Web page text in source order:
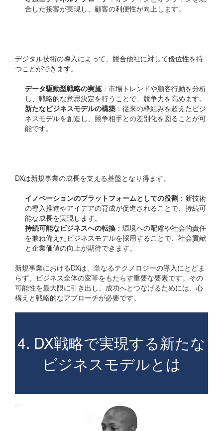
合した接客が実現し、顧客の利便性が向上します。
デジタル技術の導入によって、競合他社に対して優位性を持
つことができます。
データ駆動型戦略の実施：市場トレンドや顧客行動を分析
し、戦略的な意思決定を行うことで、競争力を高めます。
新たなビジネスモデルの構築 ：従来の枠組みを超えたビジ
ネスモデルを創造し、競争相手との差別化を図ることが可
能です。
DXは新規事業の成長を支える基盤となり得ます。
イノベーションのプラットフォームとしての役割 ：新技術
の導入推進やアイデアの育成が促進されることで、持続可
能な成長を実現します。
持続可能なビジネスへの転換 ：環境への配慮や社会的責任
を兼ね備えたビジネスモデルを採用することで、社会貢献
と企業価値の向上が期待できます。
新規事業におけるDXは、単なるテクノロジーの導入にとどま
らず、ビジネス全体の変革をもたらす重要な要素です。その
可能性を最大限に引き出し、成功へとつなげるためには、心
構えと戦略的なアプローチが必要です。
4. DX戦略で実現する新たな
ビジネスモデルとは